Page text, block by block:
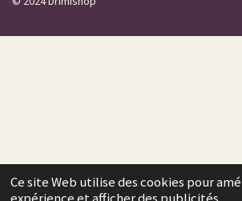
Ce site Web utilise des cookies pour